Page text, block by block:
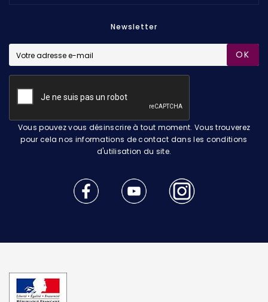
Newsletter
OK
Vous pouvez vous désinscrire à tout moment. Vous trouverez
pour cela nos informations de contact dans les conditions
d'utilisation du site.